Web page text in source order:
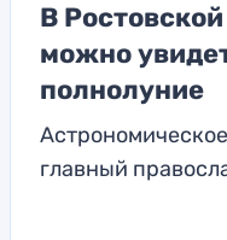
В
можно
полнолуние
главный